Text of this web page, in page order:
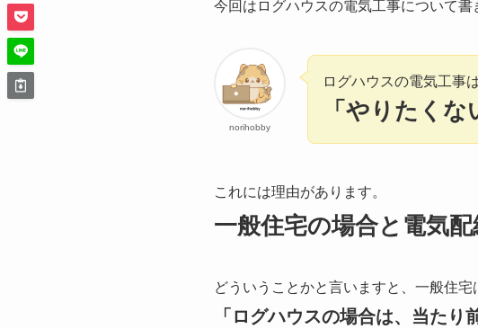
今回はログハウスの電気工事について書
norihobby
ログハウスの電気工事
「やりたくな
これには理由があります。
一般住宅の場合と電気
どういうことかと言いますと、一般住
「ログハウスの場合は、当たり